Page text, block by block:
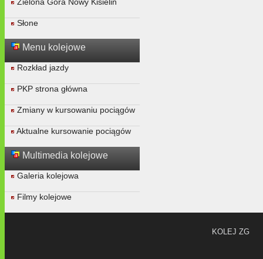
Słone
Menu kolejowe
Rozkład jazdy
PKP strona główna
Zmiany w kursowaniu pociągów
Aktualne kursowanie pociągów
Multimedia kolejowe
Galeria kolejowa
Filmy kolejowe
KOLEJ ZG